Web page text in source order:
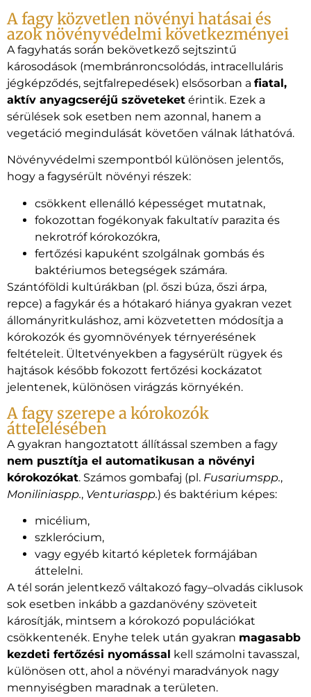
A fagy közvetlen növényi hatásai és
azok növényvédelmi következményei
A fagyhatás során bekövetkező sejtszintű
károsodások (membránroncsolódás, intracelluláris
jégképződés, sejtfalrepedések) elsősorban a fiatal,
aktív anyagcseréjű szöveteket érintik. Ezek a
sérülések sok esetben nem azonnal, hanem a
vegetáció megindulását követően válnak láthatóvá.
Növényvédelmi szempontból különösen jelentős,
hogy a fagysérült növényi részek:
csökkent ellenálló képességet mutatnak,
fokozottan fogékonyak fakultatív parazita és
nekrotróf kórokozókra,
fertőzési kapuként szolgálnak gombás és
baktériumos betegségek számára.
Szántóföldi kultúrákban (pl. őszi búza, őszi árpa,
repce) a fagykár és a hótakaró hiánya gyakran vezet
állományritkuláshoz, ami közvetetten módosítja a
kórokozók és gyomnövények térnyerésének
feltételeit. Ültetvényekben a fagysérült rügyek és
hajtások később fokozott fertőzési kockázatot
jelentenek, különösen virágzás környékén.
A fagy szerepe a kórokozók
áttelelésében
A gyakran hangoztatott állítással szemben a fagy
nem pusztítja el automatikusan a növényi
kórokozókat. Számos gombafaj (pl. Fusariumspp.,
Moniliniaspp., Venturiaspp.) és baktérium képes:
micélium,
szklerócium,
vagy egyéb kitartó képletek formájában
áttelelni.
A tél során jelentkező váltakozó fagy–olvadás ciklusok
sok esetben inkább a gazdanövény szöveteit
károsítják, mintsem a kórokozó populációkat
csökkentenék. Enyhe telek után gyakran magasabb
kezdeti fertőzési nyomással kell számolni tavasszal,
különösen ott, ahol a növényi maradványok nagy
mennyiségben maradnak a területen.